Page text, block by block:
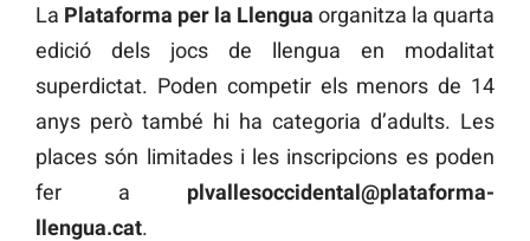
La Plataforma per la Llengua organitza la quarta
edició dels jocs de llengua en modalitat
superdictat. Poden competir els menors de 14
anys però també hi ha categoria d’adults. Les
places són limitades i les inscripcions es poden
fer a plvallesoccidental@plataforma-
llengua.cat.